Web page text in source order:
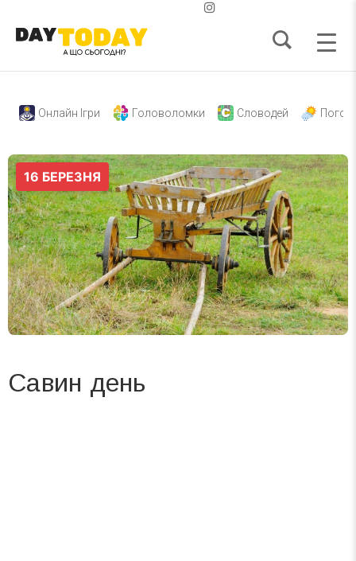
Онлайн Ігри Головоломки Словодей
Савин день